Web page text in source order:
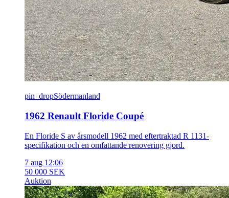
pin_dropSödermanland
1962 Renault Floride Coupé
En Floride S av årsmodell 1962 med eftertraktad R 1131-
specifikation och en omfattande renovering gjord.
7 aug 12:06
50 000 SEK
Auktion